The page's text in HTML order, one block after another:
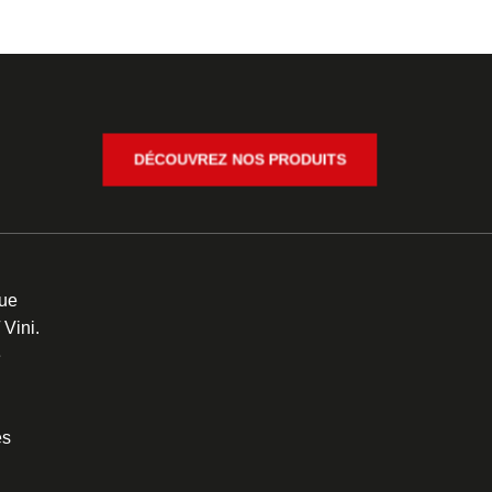
DÉCOUVREZ NOS PRODUITS
Vini.